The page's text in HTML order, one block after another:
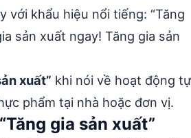
với khẩu hiệu nổi tiếng: “Tăng
sản xuất ngay! Tăng gia sản
xuất” khi nói về hoạt động tự
phẩm tại nhà hoặc đơn vị.
gia sản xuất”